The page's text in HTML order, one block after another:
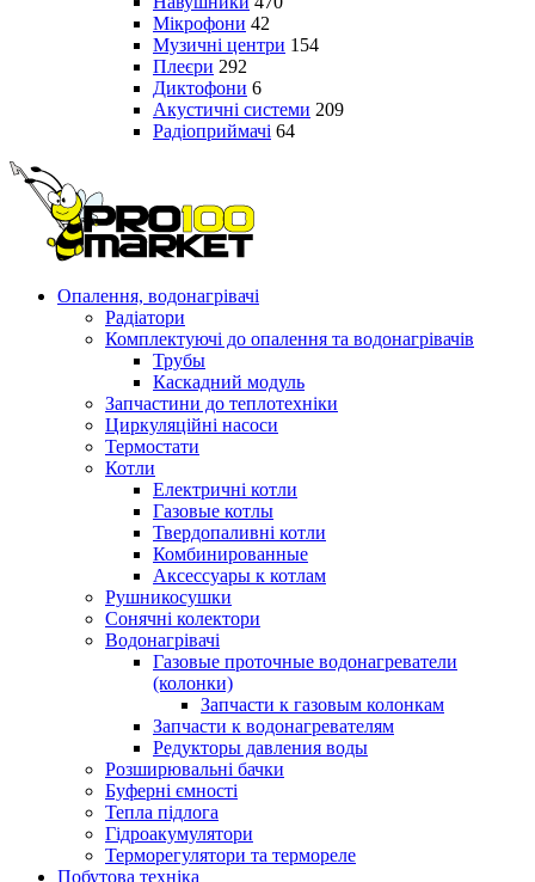
Мікрофони 42
Музичні центри 154
Плеєри 292
Диктофони 6
Акустичні системи 209
Радіоприймачі 64
Опалення, водонагрівачі
Радіатори
Комплектуючі до опалення та водонагрівачів
Трубы
Каскадний модуль
Запчастини до теплотехніки
Циркуляційні насоси
Термостати
Котли
Електричні котли
Газовые котлы
Твердопаливні котли
Комбинированные
Аксессуары к котлам
Рушникосушки
Сонячні колектори
Водонагрівачі
Газовые проточные водонагреватели
(колонки)
Запчасти к газовым колонкам
Запчасти к водонагревателям
Редукторы давления воды
Розширювальні бачки
Буферні ємності
Тепла підлога
Гідроакумулятори
Терморегулятори та термореле
Побутова техніка